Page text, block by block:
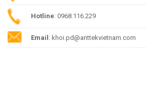
Hotline: 0968.116.229
Email : khoi.pd@anttekvietnam.com